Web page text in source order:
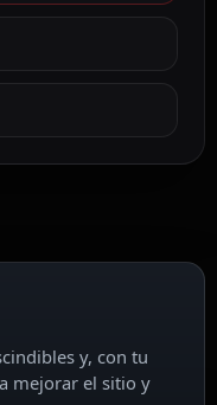
y, con tu
mejorar el sitio y